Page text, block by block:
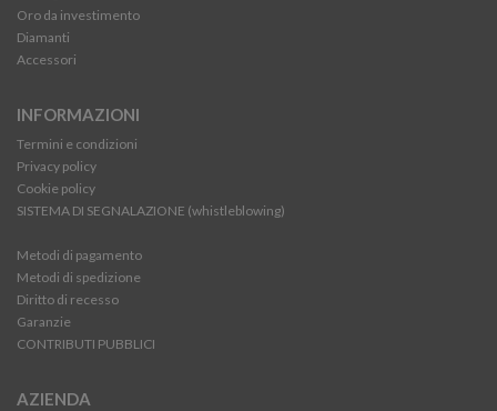
Oro da investimento
Diamanti
Accessori
INFORMAZIONI
Termini e condizioni
Privacy policy
Cookie policy
SISTEMA DI SEGNALAZIONE (whistleblowing)
Metodi di pagamento
Metodi di spedizione
Diritto di recesso
Garanzie
CONTRIBUTI PUBBLICI
AZIENDA